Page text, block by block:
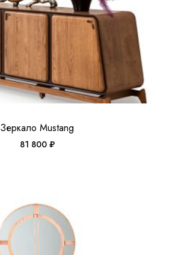
Зеркало Mustang
81 800 ₽